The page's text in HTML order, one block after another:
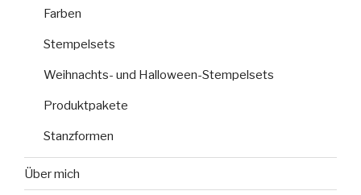
Farben
Stempelsets
Weihnachts- und Halloween-Stempelsets
Produktpakete
Stanzformen
Über mich